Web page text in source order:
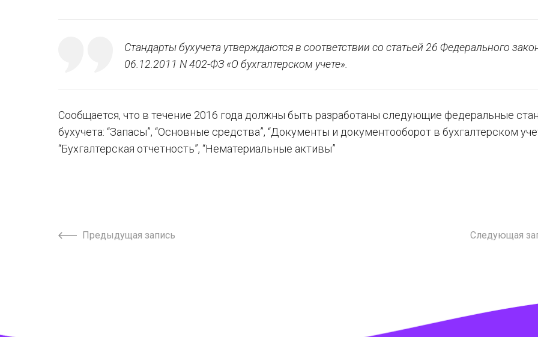
Стандарты бухучета утверждаются в соответствии со статьей 26 Федерального
06.12.2011 N 402-ФЗ «О бухгалтерском учете».
Сообщается, что в течение 2016 года должны быть разработаны следующие федеральные
бухучета: “Запасы”, “Основные средства”, “Документы и документооборот в бухгалтерском
“Бухгалтерская отчетность”, “Нематериальные активы”
Предыдущая запись Следующая